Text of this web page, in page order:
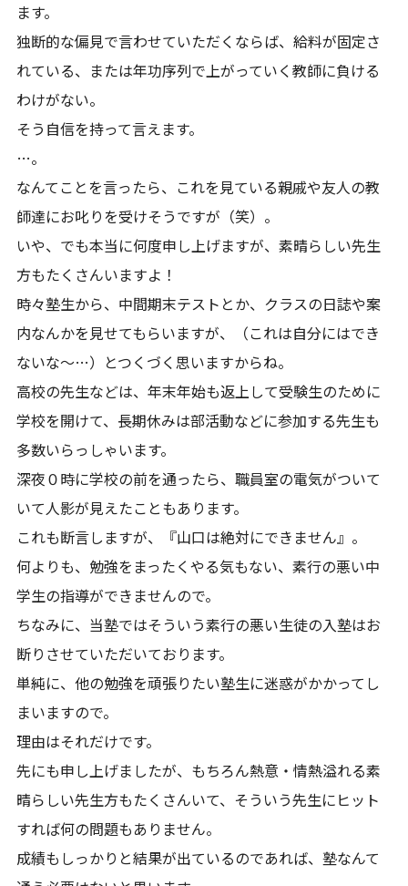
ます。
独断的な偏見で言わせていただくならば、給料が固定さ
れている、または年功序列で上がっていく教師に負ける
わけがない。
そう自信を持って言えます。
…。
なんてことを言ったら、これを見ている親戚や友人の教
師達にお叱りを受けそうですが（笑）。
いや、でも本当に何度申し上げますが、素晴らしい先生
方もたくさんいますよ！
時々塾生から、中間期末テストとか、クラスの日誌や案
内なんかを見せてもらいますが、（これは自分にはでき
ないな～…）とつくづく思いますからね。
高校の先生などは、年末年始も返上して受験生のために
学校を開けて、長期休みは部活動などに参加する先生も
多数いらっしゃいます。
深夜０時に学校の前を通ったら、職員室の電気がついて
いて人影が見えたこともあります。
これも断言しますが、『山口は絶対にできません』。
何よりも、勉強をまったくやる気もない、素行の悪い中
学生の指導ができませんので。
ちなみに、当塾ではそういう素行の悪い生徒の入塾はお
断りさせていただいております。
単純に、他の勉強を頑張りたい塾生に迷惑がかかってし
まいますので。
理由はそれだけです。
先にも申し上げましたが、もちろん熱意・情熱溢れる素
晴らしい先生方もたくさんいて、そういう先生にヒット
すれば何の問題もありません。
成績もしっかりと結果が出ているのであれば、塾なんて